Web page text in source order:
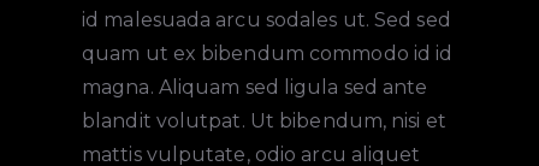
id malesuada arcu sodales ut. Sed sed
quam ut ex bibendum commodo id id
magna. Aliquam sed ligula sed ante
blandit volutpat. Ut bibendum, nisi et
mattis vulputate, odio arcu aliquet